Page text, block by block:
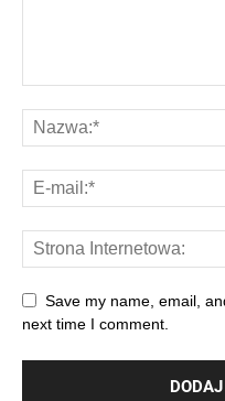
Save my name, email,
next time I comment.